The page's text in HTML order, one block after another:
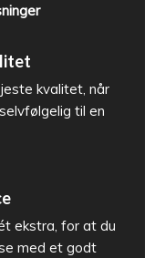
kvalitet, når
til en
ekstra, for at du
med et godt